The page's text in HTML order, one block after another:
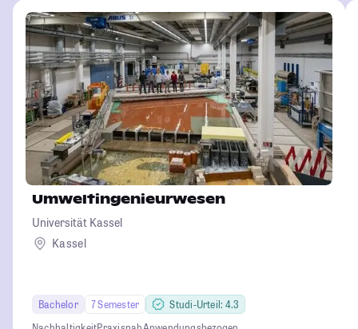
Umweltingenieurwesen
Universität Kassel
Kassel
Bachelor 7 Semester
Studi-Urteil: 4.3